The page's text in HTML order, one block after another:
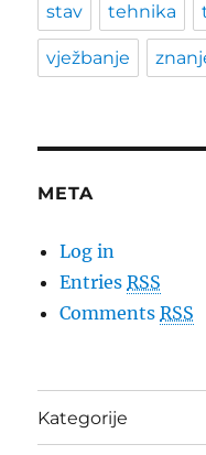
stav tehnika
vježbanje
META
Log in
EntriesRSS
CommentsRSS
Kategorije